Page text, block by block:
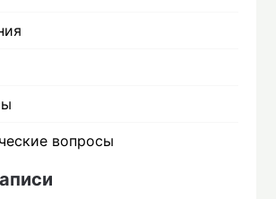
вопросы